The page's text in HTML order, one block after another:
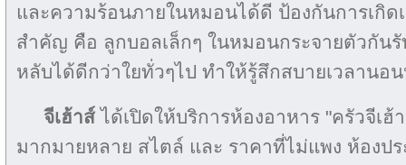
และความร้อนภายในหมอนได้ดี ป้องกันการเกิด
สำคัญ คือ ลูกบอลเล็กๆ ในหมอนกระจายตัวกันรั
หลับได้ดีกว่าใยทั่วๆไป ทำให้รู้สึกสบายเวลานอ
จีเฮ้าส์ ได้เปิดให้บริการห้องอาหาร "ครัวจีเฮ้
มากมายหลาย สไตล์ และ ราคาที่ไม่แพง ห้องป